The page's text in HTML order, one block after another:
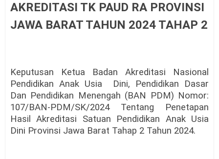
AKREDITASI TK PAUD RA PROVINSI
JAWA BARAT TAHUN 2024 TAHAP 2
Keputusan Ketua Badan Akreditasi Nasional
Pendidikan Anak Usia
Dini, Pendidikan Dasar
Dan Pendidikan Menengah (BAN PDM) Nomor:
107/BAN-PDM/SK/2024 Tentang Penetapan
Hasil Akreditasi Satuan Pendidikan Anak Usia
Dini Provinsi Jawa Barat Tahap 2 Tahun 2024.